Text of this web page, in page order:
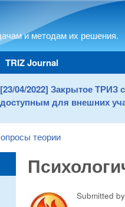
и методам их решения.
TRIZ Journal
[23/04/2022] Закрытое ТРИЗ
доступным для внешних
теории
Submitted by